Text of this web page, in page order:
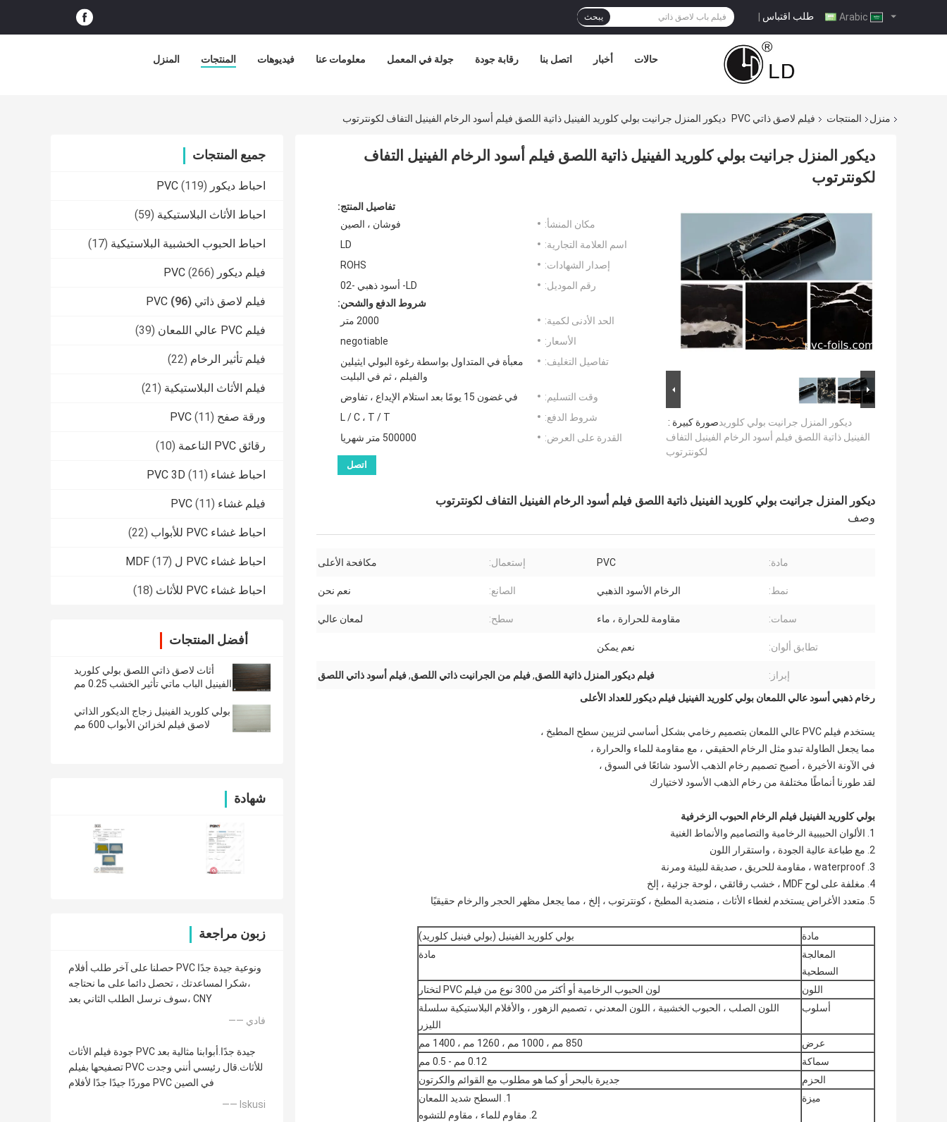
طلب اقتباس | يبحث
المنزل المنتجات فيديوهات معلومات عنا جولة في المعمل رقابة جودة اتصل بنا أخبار حالات
منزل المنتجات فيلم لاصق ذاتي PVC ديكور المنزل جرانيت بولي كلوريد الفينيل ذاتية اللصق فيلم أسود الرخام الفينيل التفاف لكونترتوب
جميع المنتجات
احباط ديكور PVC (119)
احباط الأثاث البلاستيكية (59)
احباط الحبوب الخشبية البلاستيكية (17)
فيلم ديكور PVC (266)
فيلم لاصق ذاتي PVC (96)
فيلم PVC عالي اللمعان (39)
فيلم تأثير الرخام (22)
فيلم الأثاث البلاستيكية (21)
ورقة صفح PVC (11)
رقائق PVC الناعمة (10)
احباط غشاء PVC 3D (11)
فيلم غشاء PVC (11)
احباط غشاء PVC للأبواب (22)
احباط غشاء PVC ل MDF (17)
احباط غشاء PVC للأثاث (18)
أفضل المنتجات
أثاث لاصق ذاتي اللصق بولي كلوريد
الفينيل الباب ماتي تأثير الخشب 0.25 مم
بولي كلوريد الفينيل زجاج الديكور الذاتي
لاصق فيلم لخزائن الأبواب 600 مم
شهادة
زبون مراجعة
حصلنا على آخر طلب أفلام PVC ونوعية جيدة جدًا
،شكرا لمساعدتك ، تحصل دائما على ما نحتاجه
،سوف نرسل الطلب الثاني بعد CNY
—— فادي
جودة فيلم الأثاث PVC جيدة جدًا.أبوابنا مثالية بعد
تصفيحها بفيلم PVC للأثاث.قال رئيسي أنني وجدت
موردًا جيدًا جدًا لأفلام PVC في الصين
—— Iskusi
ديكور المنزل جرانيت بولي كلوريد الفينيل ذاتية اللصق فيلم أسود الرخام الفينيل التفاف
لكونترتوب
صورة كبيرة :ديكور المنزل جرانيت بولي كلوريد
الفينيل ذاتية اللصق فيلم أسود الرخام الفينيل التفاف
لكونترتوب
تفاصيل المنتج:
مكان المنشأ:
فوشان ، الصين
اسم العلامة التجارية:
LD
إصدار الشهادات:
ROHS
رقم الموديل:
LD- أسود ذهبي -02
شروط الدفع والشحن:
الحد الأدنى لكمية:
2000 متر
الأسعار:
negotiable
تفاصيل التغليف:
معبأة في المتداول بواسطة رغوة البولي ايثيلين
والفيلم ، ثم في البليت
وقت التسليم:
في غضون 15 يومًا بعد استلام الإيداع ، تفاوض
شروط الدفع:
L / C ، T / T
القدرة على العرض:
500000 متر شهريا
اتصل
ديكور المنزل جرانيت بولي كلوريد الفينيل ذاتية اللصق فيلم أسود الرخام الفينيل التفاف لكونترتوب
وصف
مادة: PVC إستعمال: مكافحة الأعلى
نمط: الرخام الأسود الذهبي الصانع: نعم نحن
سمات: مقاومة للحرارة ، ماء سطح: لمعان عالي
تطابق ألوان: نعم يمكن
إبراز: فيلم ديكور المنزل ذاتية اللصق,فيلم من الجرانيت ذاتي اللصق,فيلم أسود ذاتي اللصق
رخام ذهبي أسود عالي اللمعان بولي كلوريد الفينيل فيلم ديكور للعداد الأعلى
يستخدم فيلم PVC عالي اللمعان بتصميم رخامي بشكل أساسي لتزيين سطح المطبخ ،
مما يجعل الطاولة تبدو مثل الرخام الحقيقي ، مع مقاومة للماء والحرارة ،
في الآونة الأخيرة ، أصبح تصميم رخام الذهب الأسود شائعًا في السوق ،
لقد طورنا أنماطًا مختلفة من رخام الذهب الأسود لاختيارك
بولي كلوريد الفينيل فيلم الرخام الحبوب الزخرفية
1. الألوان الحبيبية الرخامية والتصاميم والأنماط الغنية
2. مع طباعة عالية الجودة ، واستقرار اللون
3. waterproof ، مقاومة للحريق ، صديقة للبيئة ومرنة
4. مغلفة على لوح MDF ، خشب رقائقي ، لوحة جزئية ، إلخ
5. متعدد الأغراض يستخدم لغطاء الأثاث ، منضدية المطبخ ، كونترتوب ، إلخ ، مما يجعل مظهر الحجر والرخام حقيقيًا
مادة
بولي كلوريد الفينيل (بولي فينيل كلوريد)
المعالجة
السطحية
مادة
اللون
لون الحبوب الرخامية أو أكثر من 300 نوع من فيلم PVC لتختار
أسلوب
اللون الصلب ، الحبوب الخشبية ، اللون المعدني ، تصميم الزهور ، والأفلام البلاستيكية سلسلة
الليزر
عرض
850 مم ، 1000 مم ، 1260 مم ، 1400 مم
سماكة
0.12 مم - 0.5 مم
الحزم
جديرة بالبحر أو كما هو مطلوب مع القوائم والكرتون
ميزة
1. السطح شديد اللمعان
2. مقاوم للماء ، مقاوم للتشوه